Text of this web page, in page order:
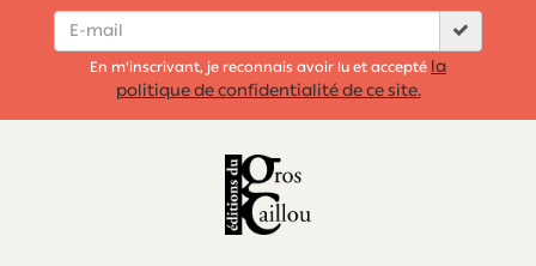
En m'inscrivant, je reconnais avoir lu et accepté la
politique de confidentialité de ce site.